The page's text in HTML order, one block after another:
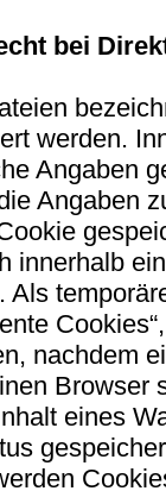
bei
werden.
Angaben
Angaben
innerhalb
Als
nachdem
Browser
eines